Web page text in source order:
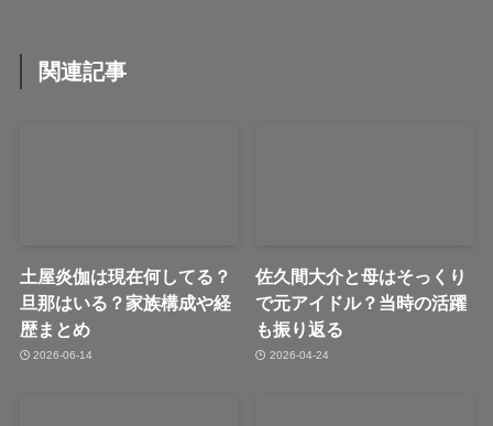
関連記事
土屋炎伽は現在何してる？
旦那はいる？家族構成や経
歴まとめ
2026-06-14
佐久間大介と母はそっくり
で元アイドル？当時の活躍
も振り返る
2026-04-24